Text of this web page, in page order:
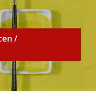
/